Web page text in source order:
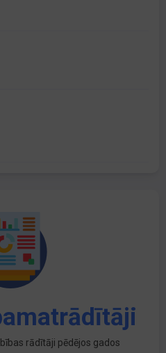
rādītāji pēdējos gados